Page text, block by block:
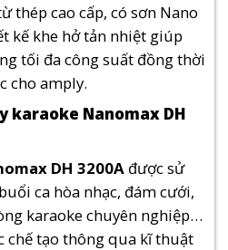
thép cao cấp, có sơn Nano
kế khe hở tản nhiệt giúp
tối đa công suất đồng thời
cho amply.
karaoke Nanomax DH
DH 3200A được sử
ca hòa nhạc, đám cưới,
karaoke chuyên nghiệp…
chế tạo thông qua kĩ thuật